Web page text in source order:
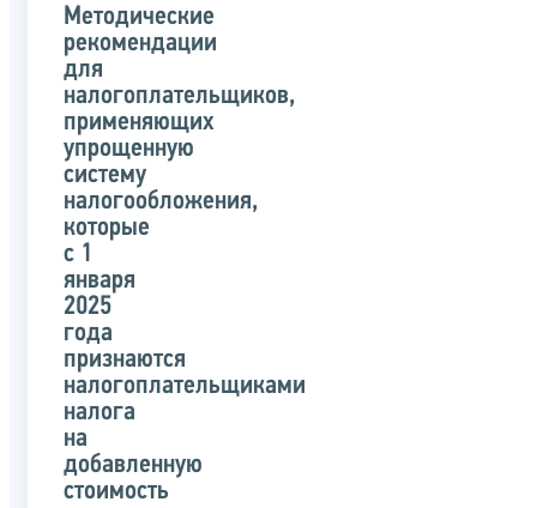
органом
указанного
Методические
рекомендации
для
налогоплательщиков,
применяющих
упрощенную
систему
налогообложения,
которые
с 1
января
2025
года
признаются
налогоплательщиками
налога
на
добавленную
стоимость